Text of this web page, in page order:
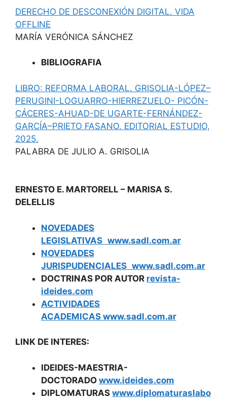
DERECHO DE DESCONEXIÓN DIGITAL. VIDA
OFFLINE
MARÍA VERÓNICA SÁNCHEZ
BIBLIOGRAFIA
LIBRO: REFORMA LABORAL. GRISOLIA-LÓPEZ–
PERUGINI-LOGUARRO-HIERREZUELO- PICÓN-
CÁCERES-AHUAD-DE UGARTE-FERNÁNDEZ-
GARCÍA–PRIETO FASANO. EDITORIAL ESTUDIO,
2025.
PALABRA DE JULIO A. GRISOLIA
ERNESTO E. MARTORELL – MARISA S.
DELELLIS
NOVEDADES
LEGISLATIVAS www.sadl.com.ar
NOVEDADES
JURISPUDENCIALES www.sadl.com.ar
DOCTRINAS POR AUTOR revista-
ideides.com
ACTIVIDADES
ACADEMICAS www.sadl.com.ar
LINK DE INTERES:
IDEIDES-MAESTRIA-
DOCTORADO www.ideides.com
DIPLOMATURAS www.diplomaturaslabo